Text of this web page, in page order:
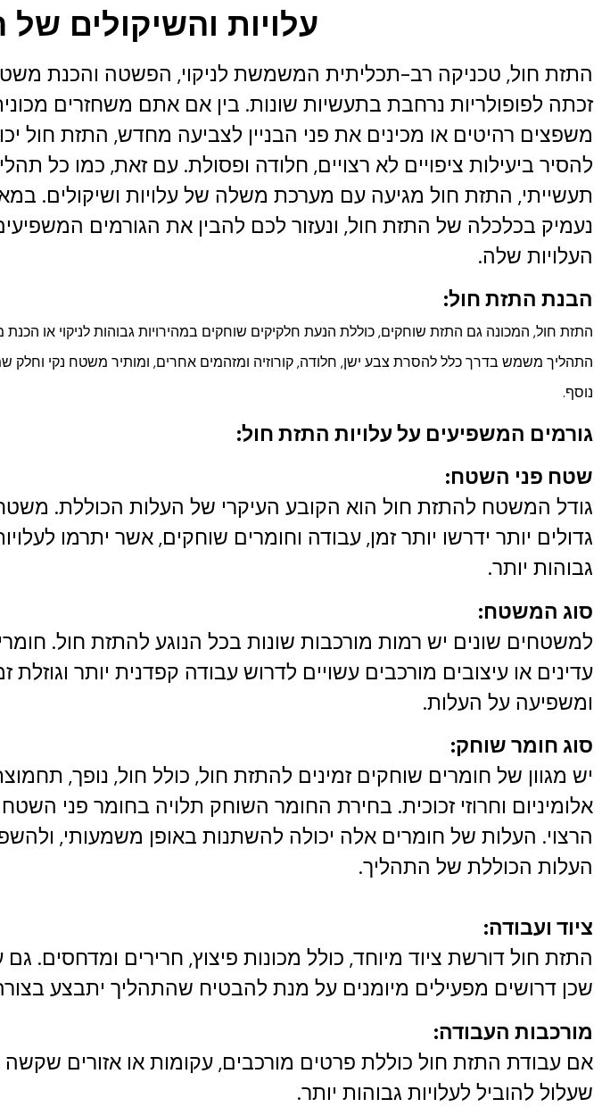
עלויות והשיקולים
התזת חול, טכניקה רב-תכליתית המשמשת לניקוי, הפשטה והכנת
זכתה לפופולריות נרחבת בתעשיות שונות. בין אם אתם משחזרים
משפצים רהיטים או מכינים את פני הבניין לצביעה מחדש, התזת חול
להסיר ביעילות ציפויים לא רצויים, חלודה ופסולת. עם זאת, כמו כל
תעשייתי, התזת חול מגיעה עם מערכת משלה של עלויות ושיקולים.
נעמיק בכלכלה של התזת חול, ונעזור לכם להבין את הגורמים
העלויות שלה.
הבנת התזת חול:
התזת חול, המכונה גם התזת שוחקים, כוללת הנעת חלקיקים שוחקים במהירויות גבוהות לניקוי או
התהליך משמש בדרך כלל להסרת צבע ישן, חלודה, קורוזיה ומזהמים אחרים, ומותיר משטח נקי וחלק
נוסף.
גורמים המשפיעים על עלויות התזת חול:
שטח פני השטח:
גודל המשטח להתזת חול הוא הקובע העיקרי של העלות הכוללת.
גדולים יותר ידרשו יותר זמן, עבודה וחומרים שוחקים, אשר יתרמו
גבוהות יותר.
סוג המשטח:
למשטחים שונים יש רמות מורכבות שונות בכל הנוגע להתזת חול.
עדינים או עיצובים מורכבים עשויים לדרוש עבודה קפדנית יותר וגוזלת
ומשפיעה על העלות.
סוג חומר שוחק:
יש מגוון של חומרים שוחקים זמינים להתזת חול, כולל חול, נופך,
אלומיניום וחרוזי זכוכית. בחירת החומר השוחק תלויה בחומר פני השטח
הרצוי. העלות של חומרים אלה יכולה להשתנות באופן משמעותי,
העלות הכוללת של התהליך.
ציוד ועבודה:
התזת חול דורשת ציוד מיוחד, כולל מכונות פיצוץ, חרירים ומדחסים.
שכן דרושים מפעילים מיומנים על מנת להבטיח שהתהליך יתבצע
מורכבות העבודה:
אם עבודת התזת חול כוללת פרטים מורכבים, עקומות או אזורים שקשה
שעלול להוביל לעלויות גבוהות יותר.